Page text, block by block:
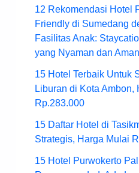
12 Rekomendasi Hotel
Friendly di Sumedang
Fasilitas Anak:
yang Nyaman dan Aman
15 Hotel Terbaik Untuk
Liburan di Kota Ambon,
Rp.283.000
15 Daftar Hotel di
Strategis, Harga Mulai
15 Hotel Purwokerto